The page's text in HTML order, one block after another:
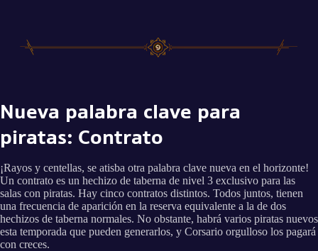
Nueva palabra clave para
piratas: Contrato
¡Rayos y centellas, se atisba otra palabra clave nueva en el horizonte!
Un contrato es un hechizo de taberna de nivel 3 exclusivo para las
salas con piratas. Hay cinco contratos distintos. Todos juntos, tienen
una frecuencia de aparición en la reserva equivalente a la de dos
hechizos de taberna normales. No obstante, habrá varios piratas nuevos
esta temporada que pueden generarlos, y Corsario orgulloso los pagará
con creces.